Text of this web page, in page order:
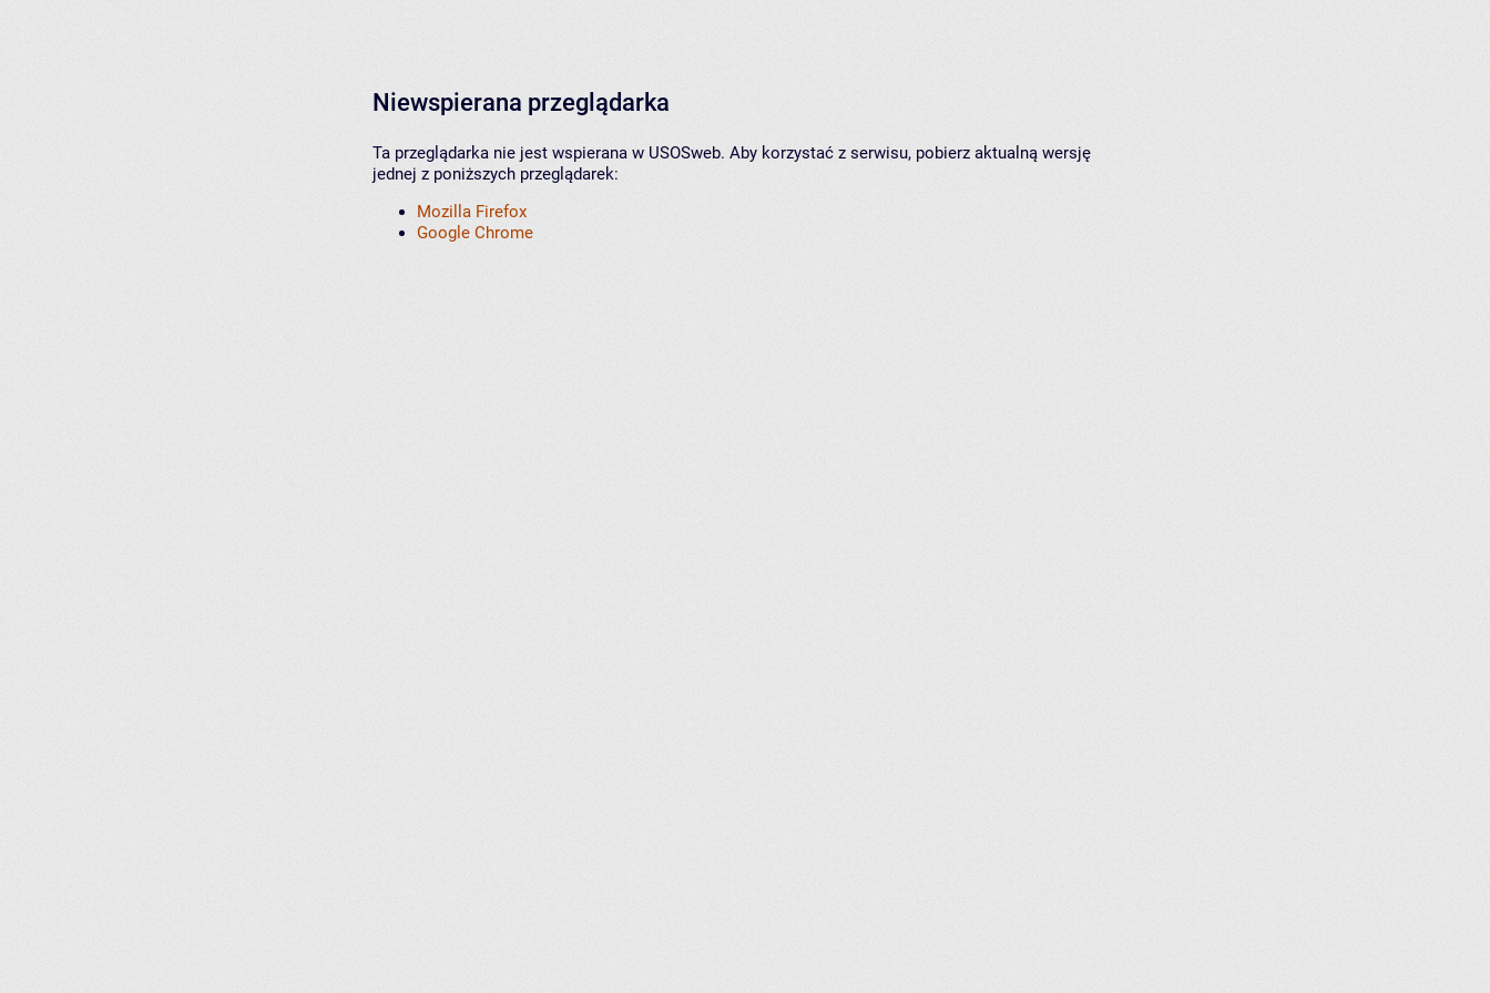
Niewspierana przeglądarka
Ta przeglądarka nie jest wspierana w USOSweb. Aby korzystać z serwisu, pobierz aktualną wersję
jednej z poniższych przeglądarek:
Mozilla Firefox
Google Chrome